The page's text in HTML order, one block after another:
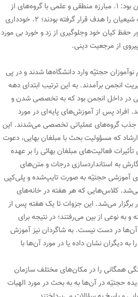
اساسی آنها در زمان شاه چنین بود: ۱. مبارزه منطقی و علمی با گروه‌های از
نظر آنان منحرف که اعتقادات شیعیان را هدف قرار گرفته بودند؛ ۲. خودداری
حفظ کیان خود وجلوگیری از زد و خورد بی مورد
۱۳۴۰ نسل دوم نوآموزان حجتیّه وارد دانشگاه‌ها شدند و در پی
انجمن برآمدند. به این ترتیب ابتدای دهه
در داخل انجمن بود که به تخصصی شدن و
افراد پس از آموزش‌های پایه‌ای در مورد
جذب گروه‌های عملیاتی تخصصی می‌شدند. این
ارشاد که مسؤولیت بحث با مبلغان بهایی، دعوت
فعالیت‌های مبلغان بهائی را بر عهده
به استانداردسازی درجات و متن‌های
آموزشی حجتیّه به صورت تایپ‌شده و پلی‌کپی
کلاس‌هایی که هر هفته در خانه‌های
می‌شد. این جزوات تا یک هفته پس از
و به نوعی از بین می‌رفتند؛ در نتیجه برای
آن‌ها در دست نیست. به شاگردان نیز آموزش
به دیگران نشان داده یا در مورد آن‌ها با
همگانی را در مکان‌های مختلف سازمان
حجتیّه در آن‌ها به به بحث در مورد الهیات